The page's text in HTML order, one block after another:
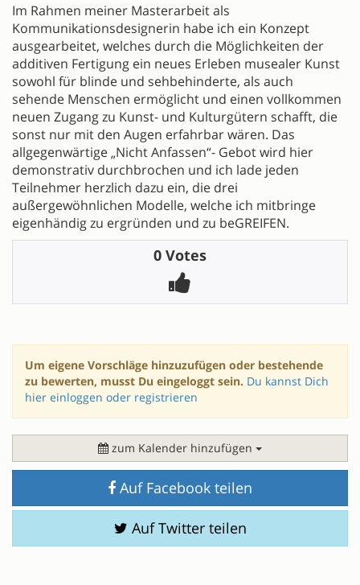
Im Rahmen meiner Masterarbeit als
Kommunikationsdesignerin habe ich ein Konzept
ausgearbeitet, welches durch die Möglichkeiten der
additiven Fertigung ein neues Erleben musealer Kunst
sowohl für blinde und sehbehinderte, als auch
sehende Menschen ermöglicht und einen vollkommen
neuen Zugang zu Kunst- und Kulturgütern schafft, die
sonst nur mit den Augen erfahrbar wären. Das
allgegenwärtige „Nicht Anfassen“- Gebot wird hier
demonstrativ durchbrochen und ich lade jeden
Teilnehmer herzlich dazu ein, die drei
außergewöhnlichen Modelle, welche ich mitbringe
eigenhändig zu ergründen und zu beGREIFEN.
0 Votes
Um eigene Vorschläge hinzuzufügen oder bestehende
zu bewerten, musst Du eingeloggt sein. Du kannst Dich
hier einloggen oder registrieren
zum Kalender hinzufügen
Auf Facebook teilen
Auf Twitter teilen